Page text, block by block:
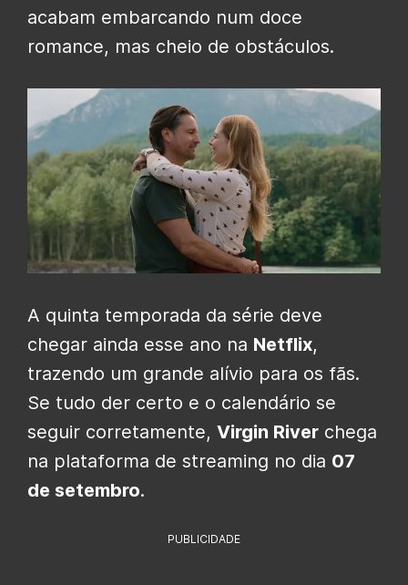
acabam embarcando num doce
romance, mas cheio de obstáculos.
A quinta temporada da série deve
chegar ainda esse ano na Netflix,
trazendo um grande alívio para os fãs.
Se tudo der certo e o calendário se
seguir corretamente, Virgin River chega
na plataforma de streaming no dia 07
de setembro.
PUBLICIDADE